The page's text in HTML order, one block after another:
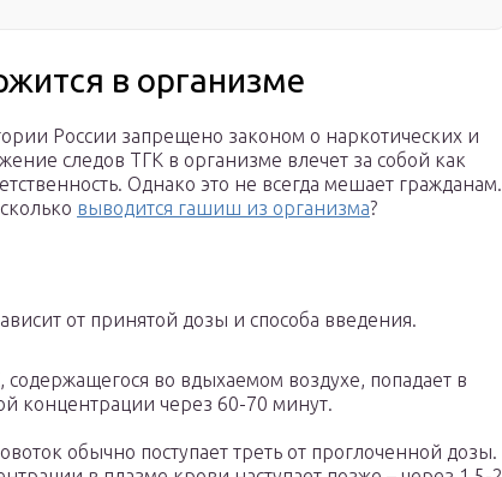
в организме
России запрещено законом о наркотических и
следов ТГК в организме влечет за собой как
Однако это не всегда мешает гражданам.
выводится гашиш из организма?
от принятой дозы и способа введения.
во вдыхаемом воздухе, попадает в
концентрации через 60-70 минут.
обычно поступает треть от проглоченной дозы.